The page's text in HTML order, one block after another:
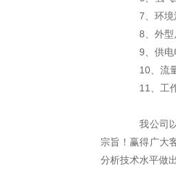
7、环境
8、外型
9、供电
10、流量
11、工作
我公司以
宗旨！赢得广大
分析技术水平做